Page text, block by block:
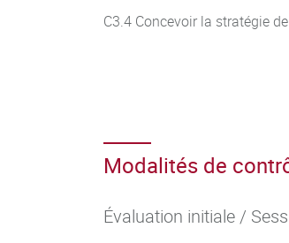
C3.4 Concevoir la stratégie
Modalités de
Évaluation initiale /